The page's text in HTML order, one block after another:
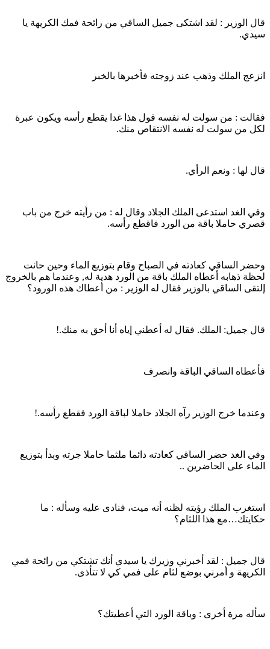
قال الوزير : لقد اشتكى جميل الساقي من رائحة فمك الكريهة يا
سيدي.
انزعج الملك وذهب عند زوجته فأخبرها بالخبر
فقالت : من سولت له نفسه قول هذا غدا يقطع رأسه ويكون عبرة
لكل من سولت له نفسه الانتقاص منك.
قال لها : ونعم الرأي.
وفي الغد استدعى الملك الجلاد وقال له : من رأيته خرج من باب
قصري حاملا باقة من الورد فاقطع رأسه.
وحضر الساقي كعادته في الصباح وقام بتوزيع الماء وحين حانت
لحظة ذهابه أعطاه الملك باقة من الورد هدية له, وعندما هم بالخروج
إلتقى الساقي بالوزير فقال له الوزير : من أعطاك هذه الورود؟
قال جميل: الملك. فقال له أعطني إياه أنا أحق به منك.!
فأعطاه الساقي الباقة وانصرف
وعندما خرج الوزير رآه الجلاد حاملا لباقة الورد فقطع رأسه.!
وفي الغد حضر الساقي كعادته دائما ملثما حاملا جرته وبدأ بتوزيع
الماء على الحاضرين ..
استغرب الملك رؤيته لظنه أنه ميت، فنادى عليه وسأله : ما
حكايتك…مع هذا اللثام؟
قال جميل : لقد أخبرني وزيرك يا سيدي أنك تشتكي من رائحة فمي
الكريهة و أمرني بوضع لثام على فمي كي لا تتأذى.
سأله مرة أخرى : وباقة الورد التي أعطيتك؟